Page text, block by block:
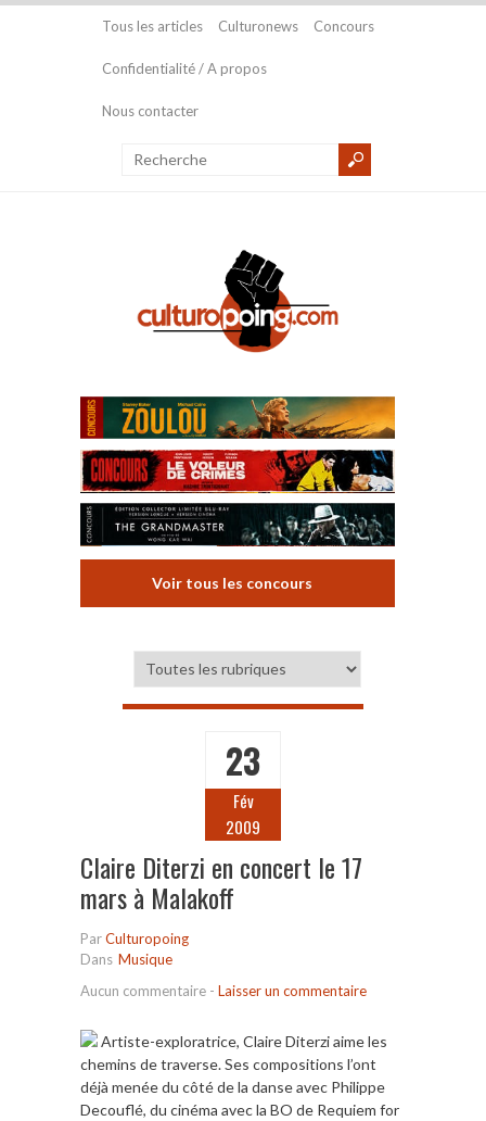
Tous les articles Culturonews Concours
Confidentialité / A propos
Nous contacter
Voir tous les concours
23
Fév
2009
Claire Diterzi en concert le 17
mars à Malakoff
ParCulturopoing
Dans Musique
Aucun commentaire - Laisser un commentaire
Artiste-exploratrice, Claire Diterzi aime les
chemins de traverse. Ses compositions l’ont
déjà menée du côté de la danse avec Philippe
Decouflé, du cinéma avec la BO de Requiem for